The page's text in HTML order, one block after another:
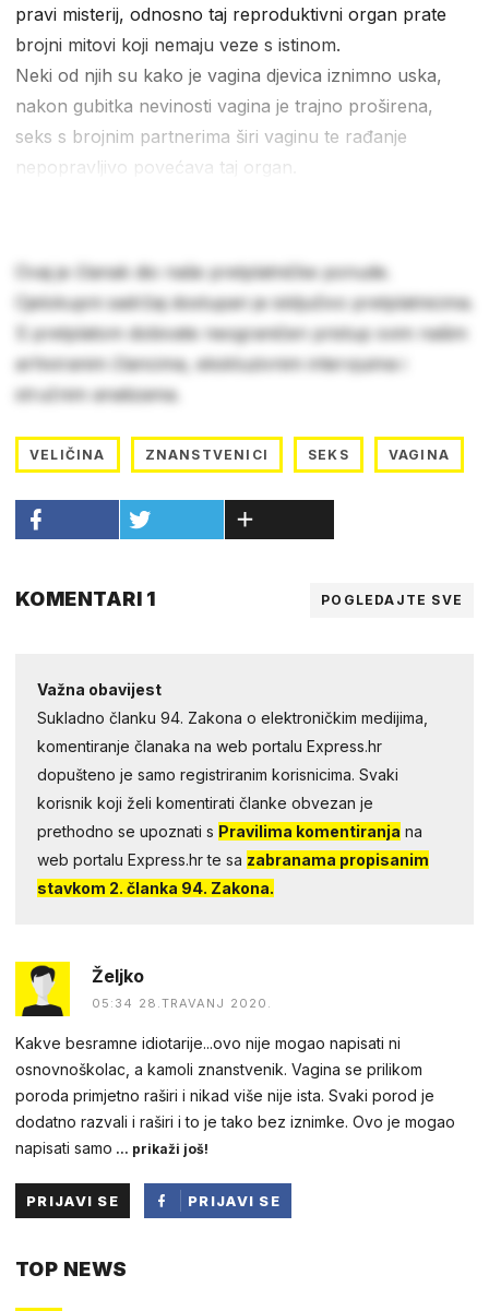
pravi misterij, odnosno taj reproduktivni organ prate
brojni mitovi koji nemaju veze s istinom.
Neki od njih su kako je vagina djevica iznimno uska,
nakon gubitka nevinosti vagina je trajno proširena,
seks s brojnim partnerima širi vaginu te rađanje
nepopravljivo povećava taj organ.
Ovaj je članak dio naše pretplatničke ponude.
Cjelokupni sadržaj dostupan je isključivo pretplatnicima.
S pretplatom dobivate neograničen pristup svim našim
arhiviranim člancima, ekskluzivnim intervjuima i
stručnim analizama.
VELIČINA ZNANSTVENICI SEKS VAGINA
KOMENTARI 1 POGLEDAJTE SVE
Važna obavijest
Sukladno članku 94. Zakona o elektroničkim medijima,
komentiranje članaka na web portalu Express.hr
dopušteno je samo registriranim korisnicima. Svaki
korisnik koji želi komentirati članke obvezan je
prethodno se upoznati s Pravilima komentiranja na
web portalu Express.hr te sa zabranama propisanim
stavkom 2. članka 94. Zakona.
Željko
05:34 28.TRAVANJ 2020.
Kakve besramne idiotarije...ovo nije mogao napisati ni
osnovnoškolac, a kamoli znanstvenik. Vagina se prilikom
poroda primjetno raširi i nikad više nije ista. Svaki porod je
dodatno razvali i raširi i to je tako bez iznimke. Ovo je mogao
napisati samo ... prikaži još!
PRIJAVI SE
PRIJAVI SE
TOP NEWS